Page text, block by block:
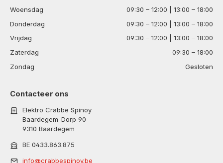
Woensdag
09:30 – 12:00 | 13:00 – 18:00
Donderdag
09:30 – 12:00 | 13:00 – 18:00
Vrijdag
09:30 – 12:00 | 13:00 – 18:00
Zaterdag
09:30 – 18:00
Zondag
Gesloten
Contacteer ons
Elektro Crabbe Spinoy
Baardegem-Dorp 90
9310 Baardegem
BE 0433.863.875
info@crabbespinoy.be